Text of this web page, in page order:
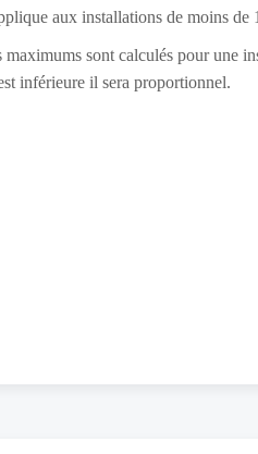
aux installations de moins de
maximums sont calculés pour une
inférieure il sera proportionnel.